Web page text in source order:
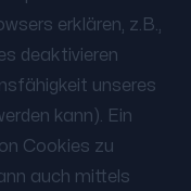
erklären, z.B.,
deaktivieren
unseres
kann). Ein
Cookies zu
auch mittels